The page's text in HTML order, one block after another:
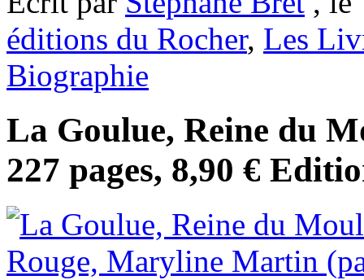
éditions du Rocher, Les
Biographie
La Goulue, Reine du
227 pages, 8,90 €